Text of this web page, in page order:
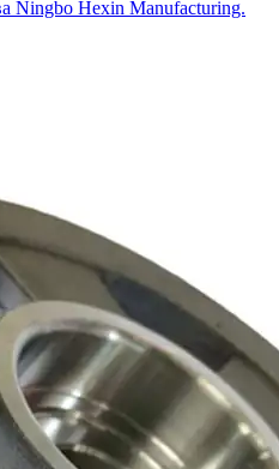
Ningbo Hexin Manufacturing.